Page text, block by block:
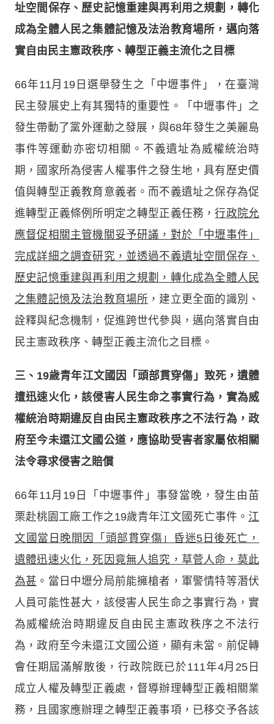
址空間保存、歷史記憶重建與再利用之規劃，轉化
成為全體人民之集體記憶及法治教育場所，邁向落
實自由民主憲政秩序、轉型正義主流化之目標
66年11月19日選舉發生之「中壢事件」，在臺灣
民主發展史上有其獨特的重要性。「中壢事件」之
發生帶動了黨外運動之發展，與68年發生之美麗島
事件等運動亦密切相關。不義遺址為威權統治時
期，國家所為侵害人權事件之發生地，具有歷史價
值與轉型正義教育意義者。而不義遺址之保存為促
進轉型正義條例所明定之轉型正義任務，行政院允
應督促相關主管機關妥予研議，對於「中壢事件」
完成詳細之調查研究，並透過不義遺址空間保存、
歷史記憶重建與再利用之規劃，轉化成為全體人民
之集體記憶及法治教育場所 ，建立更全面的識別、
詮釋與紀念機制，促進跨世代參與，邁向落實自由
民主憲政秩序、轉型正義主流化之目標。
三、19歲青年江文國因「頭部貫穿傷」致死，遺體
遭迅速火化，該侵害人民生命之事實行為，實為威
權統治時期違反自由民主憲政秩序之不法行為，政
府至今未還江文國公道，應協助受害者家屬依相關
法令尋求侵害之賠償
66年11月19日「中壢事件」事發當晚，發生由苗
栗赴桃園工廠工作之19歲青年江文國死亡事件。 江
文國當日晚間因「頭部貫穿傷」昏迷5日後死亡，
遺體迅速火化，死因竟無人追究，草菅人命，莫此
為甚 。當日中壢分局前能擁槍者，軍警情特等潛伏
人員可能性甚大，該侵害人民生命之事實行為，實
為威權統治時期違反自由民主憲政秩序之不法行
為，政府至今未還江文國公道，顯有未當。前促轉
會任期屆滿解散後，行政院既已於111年4月25日
成立人權及轉型正義處，督導辦理轉型正義相關業
務，且國家應辦理之轉型正義事項，已移交予各該